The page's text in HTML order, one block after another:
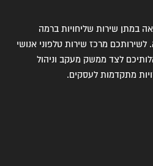
במתן שירות שליחויות ברמה
לשירותכם מרכז שירות טלפוני אנושי
לצד ממשק מעקב וניהול
מתקדמות לעסקים.